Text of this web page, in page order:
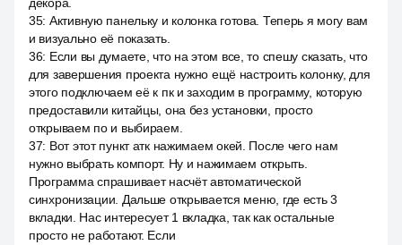
35: Активную панельку и колонка готова. Теперь я могу вам
и визуально её показать.
36: Если вы думаете, что на этом все, то спешу сказать, что
для завершения проекта нужно ещё настроить колонку, для
этого подключаем её к пк и заходим в программу, которую
предоставили китайцы, она без установки, просто
открываем по и выбираем.
37: Вот этот пункт атк нажимаем окей. После чего нам
нужно выбрать компорт. Ну и нажимаем открыть.
Программа спрашивает насчёт автоматической
синхронизации. Дальше открывается меню, где есть 3
вкладки. Нас интересует 1 вкладка, так как остальные
просто не работают. Если